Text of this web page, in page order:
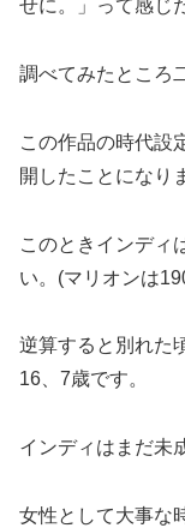
せに。」って感じ
調べてみたところ
この作品の時代設
開したことになり
このときインディ
い。(マリオンは
逆算すると別れた
16、7歳です。
インディはまだ未
女性として大事な